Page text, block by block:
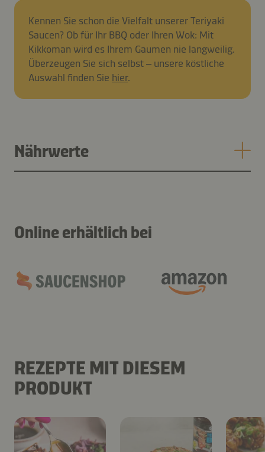
Kennen Sie schon die Vielfalt unserer Teriyaki
Saucen? Ob für Ihr BBQ oder Ihren Wok: Mit
Kikkoman wird es Ihrem Gaumen nie langweilig.
Überzeugen Sie sich selbst – unsere köstliche
Auswahl finden Sie hier.
Nährwerte
Online erhältlich bei
REZEPTE MIT DIESEM
PRODUKT